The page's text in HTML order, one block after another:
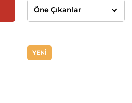
YENİ